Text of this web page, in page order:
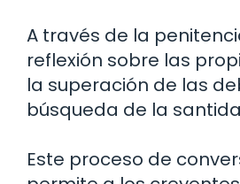
A través de la
reflexión sobre las
la superación de las
búsqueda de la
Este proceso de